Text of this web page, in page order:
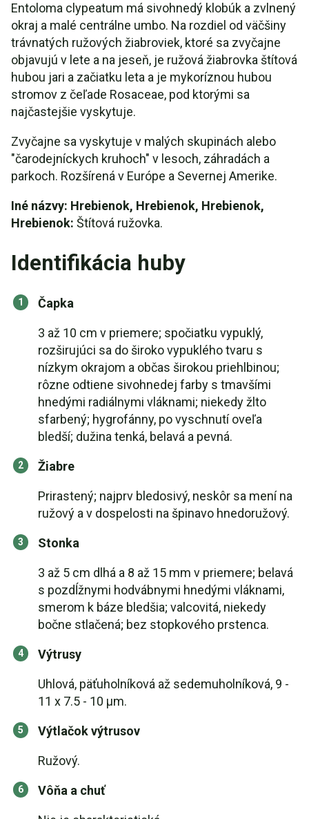
Entoloma clypeatum má sivohnedý klobúk a zvlnený
okraj a malé centrálne umbo. Na rozdiel od väčšiny
trávnatých ružových žiabroviek, ktoré sa zvyčajne
objavujú v lete a na jeseň, je ružová žiabrovka štítová
hubou jari a začiatku leta a je mykoríznou hubou
stromov z čeľade Rosaceae, pod ktorými sa
najčastejšie vyskytuje.
Zvyčajne sa vyskytuje v malých skupinách alebo
"čarodejníckych kruhoch" v lesoch, záhradách a
parkoch. Rozšírená v Európe a Severnej Amerike.
Iné názvy: Hrebienok, Hrebienok, Hrebienok,
Hrebienok: Štítová ružovka.
Identifikácia huby
Čapka
3 až 10 cm v priemere; spočiatku vypuklý,
rozširujúci sa do široko vypuklého tvaru s
nízkym okrajom a občas širokou priehlbinou;
rôzne odtiene sivohnedej farby s tmavšími
hnedými radiálnymi vláknami; niekedy žlto
sfarbený; hygrofánny, po vyschnutí oveľa
bledší; dužina tenká, belavá a pevná.
Žiabre
Prirastený; najprv bledosivý, neskôr sa mení na
ružový a v dospelosti na špinavo hnedoružový.
Stonka
3 až 5 cm dlhá a 8 až 15 mm v priemere; belavá
s pozdĺžnymi hodvábnymi hnedými vláknami,
smerom k báze bledšia; valcovitá, niekedy
bočne stlačená; bez stopkového prstenca.
Výtrusy
Uhlová, päťuholníková až sedemuholníková, 9 -
11 x 7.5 - 10 µm.
Výtlačok výtrusov
Ružový.
Vôňa a chuť